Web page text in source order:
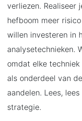
verliezen. Realiseer
hefboom meer
willen investeren in
analysetechnieken.
omdat elke
als onderdeel van
aandelen. Lees,
strategie.